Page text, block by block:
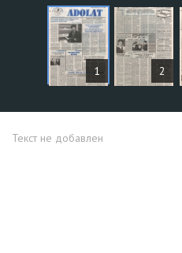
1 2
СТАТЬИ
Текст не добавлен